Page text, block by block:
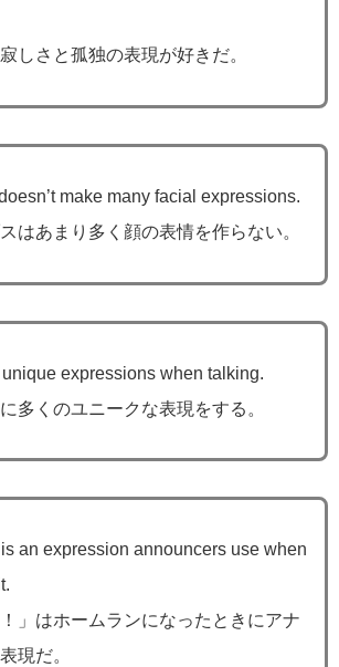
しさと孤独の表現が好きだ。
make many facial expressions.
はあまり多く顔の表情を作らない。
expressions when talking.
多くのユニークな表現をする。
is an expression announcers use when
！」はホームランになったときにアナ
現だ。